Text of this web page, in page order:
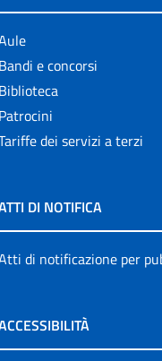
Bandi e concorsi
Biblioteca
Patrocini
dei servizi a terzi
DI NOTIFICA
di notificazione per